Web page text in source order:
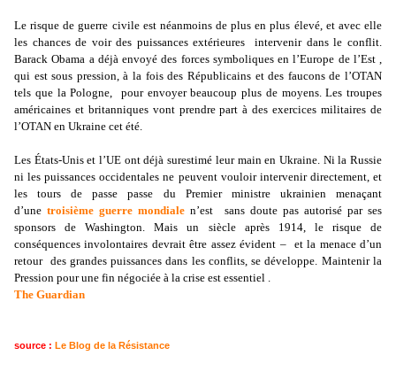
Le risque de guerre civile est néanmoins de plus en plus élevé, et avec elle
les chances de voir des puissances extérieures intervenir dans le conflit.
Barack Obama a déjà envoyé des forces symboliques en l’Europe de l’Est ,
qui est sous pression, à la fois des Républicains et des faucons de l’OTAN
tels que la Pologne, pour envoyer beaucoup plus de moyens. Les troupes
américaines et britanniques vont prendre part à des exercices militaires de
l’OTAN en Ukraine cet été.
Les États-Unis et l’UE ont déjà surestimé leur main en Ukraine. Ni la Russie
ni les puissances occidentales ne peuvent vouloir intervenir directement, et
les tours de passe passe du Premier ministre ukrainien menaçant
d’une troisième guerre mondiale n’est sans doute pas autorisé par ses
sponsors de Washington. Mais un siècle après 1914, le risque de
conséquences involontaires devrait être assez évident – et la menace d’un
retour des grandes puissances dans les conflits, se développe. Maintenir la
Pression pour une fin négociée à la crise est essentiel .
The Guardian
source : Le Blog de la Résistance